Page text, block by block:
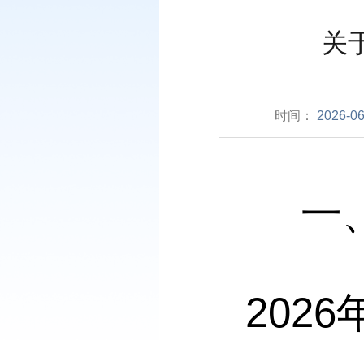
关
时间： 2026-
一
2026